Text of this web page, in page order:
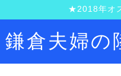
★2018年オ
鎌倉夫婦の